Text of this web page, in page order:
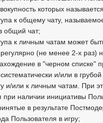
которых
к общему чату,
общий чат;
к личным чатам может
(не менее 2-х
в "черном списке"
и/или в
и/или к личным чатам. При
при наличии инициативы
в результате
Пользователя в игру;